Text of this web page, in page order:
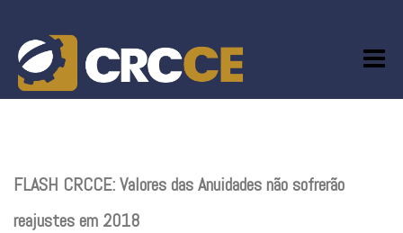
content
FLASH CRCCE: Valores das Anuidades não sofrerão
reajustes em 2018